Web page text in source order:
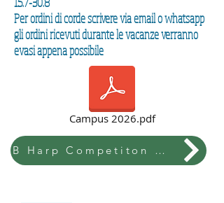
Per ordini di corde scrivere via email o whatsapp
gli ordini ricevuti durante le vacanze verranno
evasi appena possibile
Campus 2026.pdf
B Harp Competiton & Festival